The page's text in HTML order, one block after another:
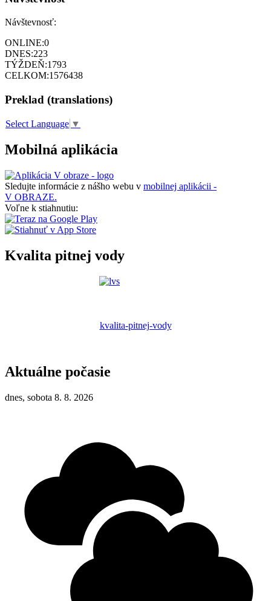
Návštevnosť:
ONLINE:0
DNES:223
TÝŽDEŇ:1793
CELKOM:1576438
Preklad (translations)
Select Language ▼
Mobilná aplikácia
Sledujte informácie z nášho webu v mobilnej aplikácii -
V OBRAZE.
Voľne k stiahnutiu:
Kvalita pitnej vody
kvalita-pitnej-vody
Aktuálne počasie
dnes, sobota 8. 8. 2026